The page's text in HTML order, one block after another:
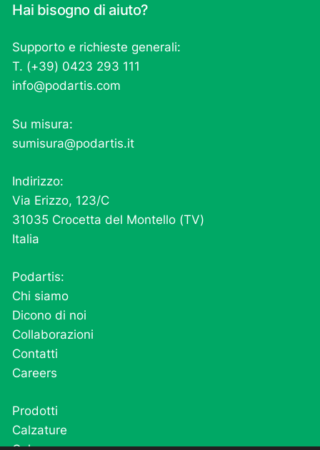
Hai bisogno di aiuto?
Supporto e richieste generali:
T. (+39) 0423 293 111
info@podartis.com
Su misura:
sumisura@podartis.it
Indirizzo:
Via Erizzo, 123/C
31035 Crocetta del Montello (TV)
Italia
Podartis:
Chi siamo
Dicono di noi
Collaborazioni
Contatti
Careers
Prodotti
Calzature